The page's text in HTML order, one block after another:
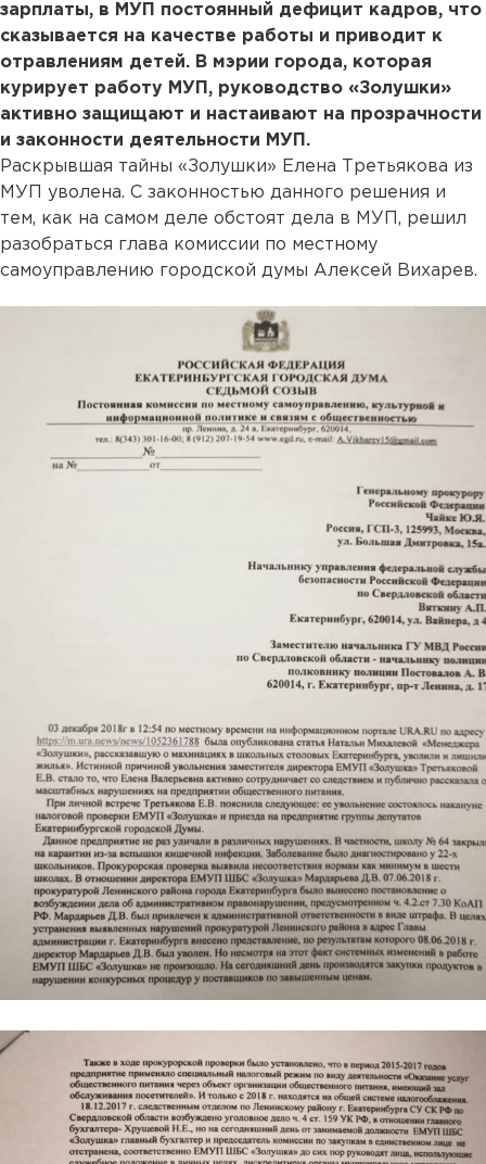
зарплаты, в МУП постоянный дефицит кадров, что
сказывается на качестве работы и приводит к
отравлениям детей. В мэрии города, которая
курирует работу МУП, руководство «Золушки»
активно защищают и настаивают на прозрачности
и законности деятельности МУП.
Раскрывшая тайны «Золушки» Елена Третьякова из
МУП уволена. С законностью данного решения и
тем, как на самом деле обстоят дела в МУП, решил
разобраться глава комиссии по местному
самоуправлению городской думы Алексей Вихарев.